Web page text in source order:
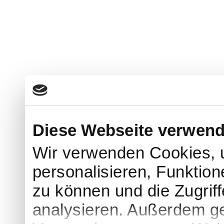
Diese Webseite
Wir verwenden Cookies,
personalisieren,
zu können und die
analysieren. Außerdem